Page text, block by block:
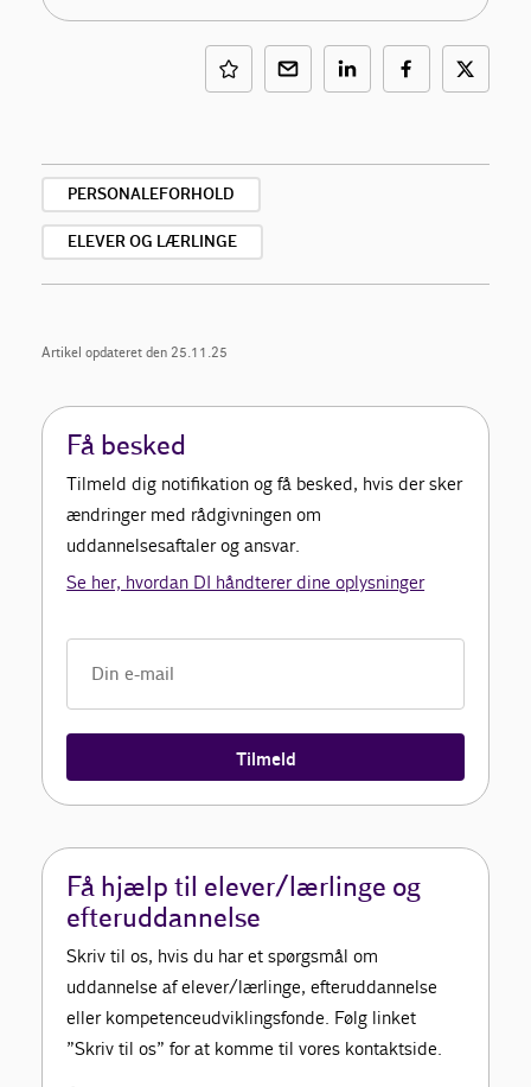
PERSONALEFORHOLD
ELEVER OG LÆRLINGE
Artikel opdateret den 25.11.25
Få besked
Tilmeld dig notifikation og få besked, hvis der sker
ændringer med rådgivningen om
uddannelsesaftaler og ansvar.
Se her, hvordan DI håndterer dine oplysninger
Tilmeld
Få hjælp til elever/lærlinge og
efteruddannelse
Skriv til os, hvis du har et spørgsmål om
uddannelse af elever/lærlinge, efteruddannelse
eller kompetenceudviklingsfonde. Følg linket
”Skriv til os” for at komme til vores kontaktside.